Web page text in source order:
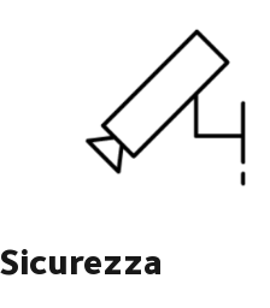
Sicurezza